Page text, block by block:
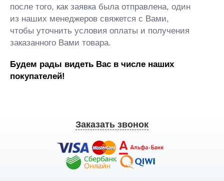
после того, как заявка была отправлена, один
из наших менеджеров свяжется с Вами,
чтобы уточнить условия оплаты и получения
заказанного Вами товара.
Будем рады видеть Вас в числе наших
покупателей!
Заказать звонок